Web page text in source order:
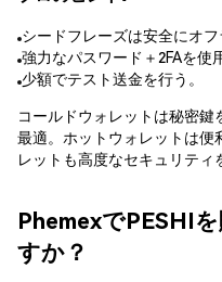
シードフレーズは安全にオフ
強力なパスワード＋2FAを使用
少額でテスト送金を行う。
コールドウォレットは秘密
最適。ホットウォレットは便
レットも高度なセキュリティ
PhemexでPESHI
すか？